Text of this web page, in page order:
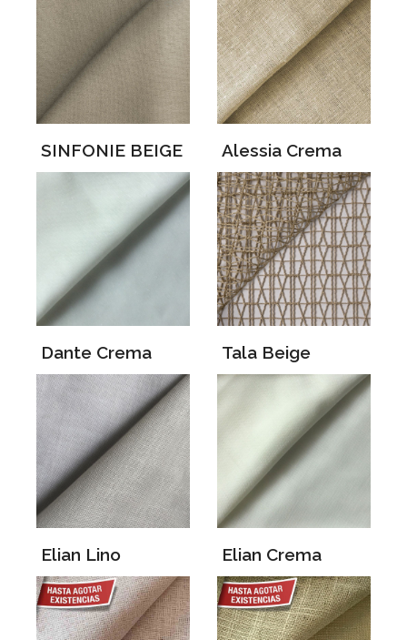
SINFONIE BEIGE Alessia Crema
Dante Crema Tala Beige
Elian Lino Elian Crema